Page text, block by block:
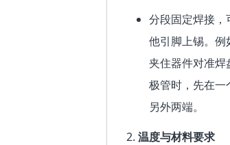
分段固定焊接
他引脚上锡。
夹住器件对准焊
极管时，先在
另外两端。
温度与材料要求